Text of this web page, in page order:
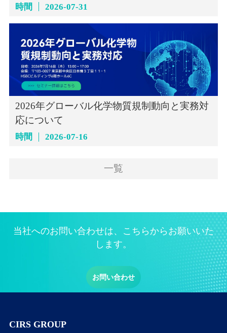
時間 2026-07-31
2026年グローバル化学物質規制動向と実務対
応について
時間 2026-07-16
一覧
当社へのお問い合わせは、こちらからお願いいた
します。
お問い合わせ
CIRS GROUP